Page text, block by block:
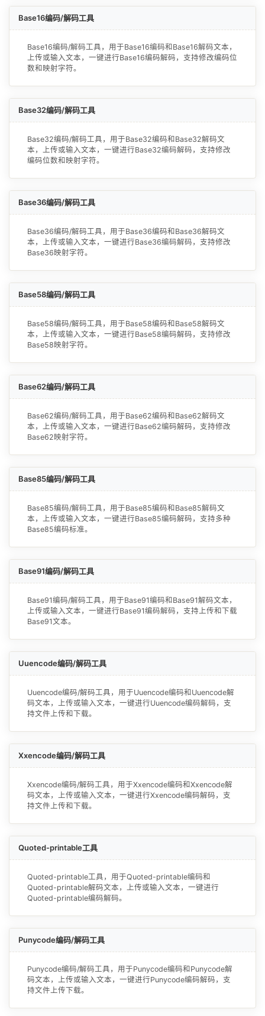
Base16编码/解码工具
Base16编码/解码工具，用于Base16编码和Base16解码文本，
上传或输入文本，一键进行Base16编码解码，支持修改编码位
数和映射字符。
Base32编码/解码工具
Base32编码/解码工具，用于Base32编码和Base32解码文
本，上传或输入文本，一键进行Base32编码解码，支持修改
编码位数和映射字符。
Base36编码/解码工具
Base36编码/解码工具，用于Base36编码和Base36解码文
本，上传或输入文本，一键进行Base36编码解码，支持修改
Base36映射字符。
Base58编码/解码工具
Base58编码/解码工具，用于Base58编码和Base58解码文
本，上传或输入文本，一键进行Base58编码解码，支持修改
Base58映射字符。
Base62编码/解码工具
Base62编码/解码工具，用于Base62编码和Base62解码文
本，上传或输入文本，一键进行Base62编码解码，支持修改
Base62映射字符。
Base85编码/解码工具
Base85编码/解码工具，用于Base85编码和Base85解码文
本，上传或输入文本，一键进行Base85编码解码，支持多种
Base85编码标准。
Base91编码/解码工具
Base91编码/解码工具，用于Base91编码和Base91解码文本，
上传或输入文本，一键进行Base91编码解码，支持上传和下载
Base91文本。
Uuencode编码/解码工具
Uuencode编码/解码工具，用于Uuencode编码和Uuencode解
码文本，上传或输入文本，一键进行Uuencode编码解码，支
持文件上传和下载。
Xxencode编码/解码工具
Xxencode编码/解码工具，用于Xxencode编码和Xxencode解
码文本，上传或输入文本，一键进行Xxencode编码解码，支
持文件上传和下载。
Quoted-printable工具
Quoted-printable工具，用于Quoted-printable编码和
Quoted-printable解码文本，上传或输入文本，一键进行
Quoted-printable编码解码。
Punycode编码/解码工具
Punycode编码/解码工具，用于Punycode编码和Punycode解
码文本，上传或输入文本，一键进行Punycode编码解码，支
持文件上传下载。